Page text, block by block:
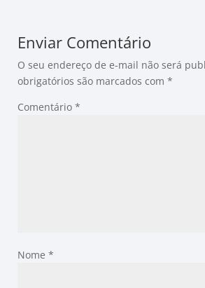
Enviar Comentário
O seu endereço de e-mail não será
obrigatórios são marcados com *
Comentário *
Nome *